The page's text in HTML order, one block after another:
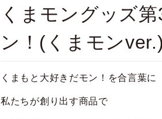
くまモングッズ
ン！(くまモン
くまもと大好きだモン！を合言葉に
私たちが創り出す商品で